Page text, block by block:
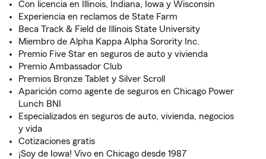
Con licencia en Illinois, Indiana, Iowa y Wisconsin
Experiencia en reclamos de State Farm
Beca Track & Field de Illinois State University
Miembro de Alpha Kappa Alpha Sorority Inc.
Premio Five Star en seguros de auto y vivienda
Premio Ambassador Club
Premios Bronze Tablet y Silver Scroll
Aparición como agente de seguros en Chicago Power
Lunch BNI
Especializados en seguros de auto, vivienda, negocios
y vida
Cotizaciones gratis
¡Soy de Iowa! Vivo en Chicago desde 1987